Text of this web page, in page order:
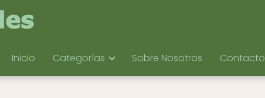
Inicio Categorías Sobre Nosotros Contacto